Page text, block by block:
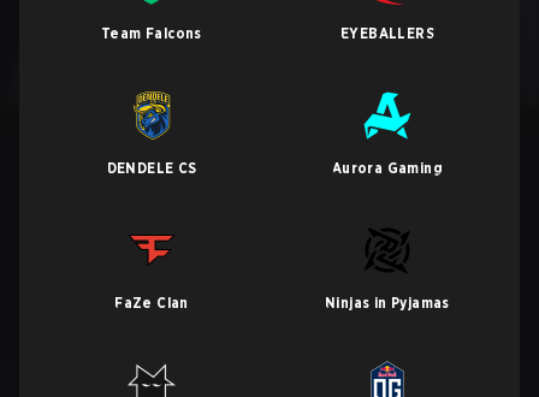
Team Falcons EYEBALLERS
DENDELE CS Aurora Gaming
FaZe Clan Ninjas in Pyjamas